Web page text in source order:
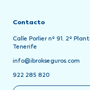
Contacto
Calle Porlier nº 91. 2º
Tenerife
info@ibrokseguros.com
922 285 820